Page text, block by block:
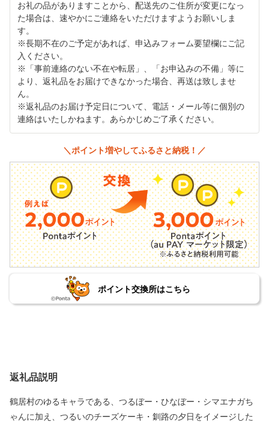
お礼の品がありますことから、配送先のご住所が変更になっ
た場合は、速やかにご連絡をいただけますようお願いしま
す。
※長期不在のご予定があれば、申込みフォーム要望欄にご記
入ください。
※「事前連絡のない不在や転居」、「お申込みの不備」等に
より、返礼品をお届けできなかった場合、再送は致しませ
ん。
※返礼品のお届け予定日について、電話・メール等に個別の
連絡はいたしかねます。あらかじめご了承ください。
＼ポイント増やしてふるさと納税！／
ポイント交換所はこちら
返礼品説明
鶴居村のゆるキャラである、つるぼー・ひなぼー・シマエナガち
ゃんに加え、つるいのチーズケーキ・釧路の夕日をイメージした